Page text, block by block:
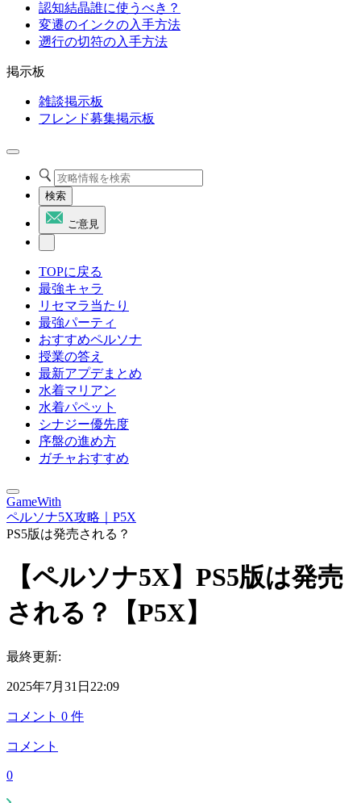
認知結晶誰に使うべき？
変遷のインクの入手方法
遡行の切符の入手方法
掲示板
雑談掲示板
フレンド募集掲示板
検索
ご意見
TOPに戻る
最強キャラ
リセマラ当たり
最強パーティ
おすすめペルソナ
授業の答え
最新アプデまとめ
水着マリアン
水着パペット
シナジー優先度
序盤の進め方
ガチャおすすめ
GameWith
ペルソナ5X攻略｜P5X
PS5版は発売される？
【ペルソナ5X】PS5版は発売
される？【P5X】
最終更新:
2025年7月31日22:09
コメント 0 件
コメント
0